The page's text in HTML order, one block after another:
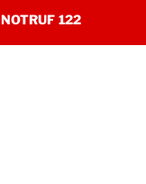
NOTRUF 122